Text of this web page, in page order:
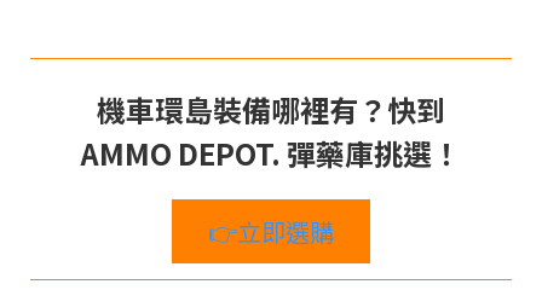
機車環島裝備哪裡有？快到
AMMO DEPOT. 彈藥庫挑選！
👉立即選購